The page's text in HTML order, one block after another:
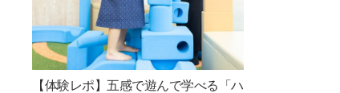
【体験レポ】五感で遊んで学べる「ハ